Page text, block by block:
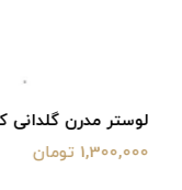
لوستر مدرن گلدانی کد P1009
1,300,000 تومان